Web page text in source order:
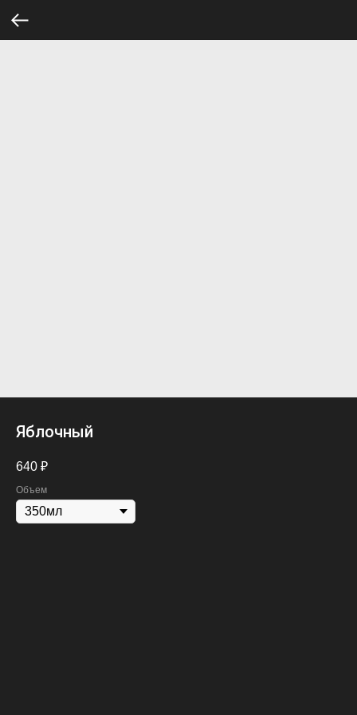
Яблочный
640 ₽
Объем